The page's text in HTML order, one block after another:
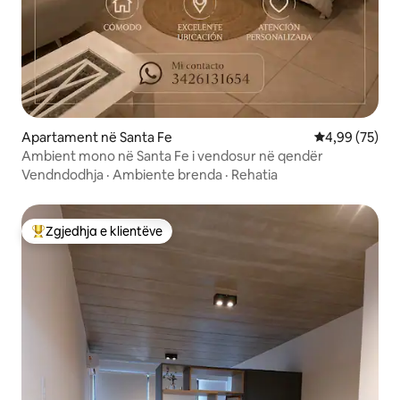
Apartament në Santa Fe Vlerësimi
4,99 (75)
Ambient mono në Santa Fe i vendosur në qendër
Vendndodhja · Ambiente brenda · Rehatia
Më të mirat e zgjedhjeve të klientëve
Zgjedhja e klientëve